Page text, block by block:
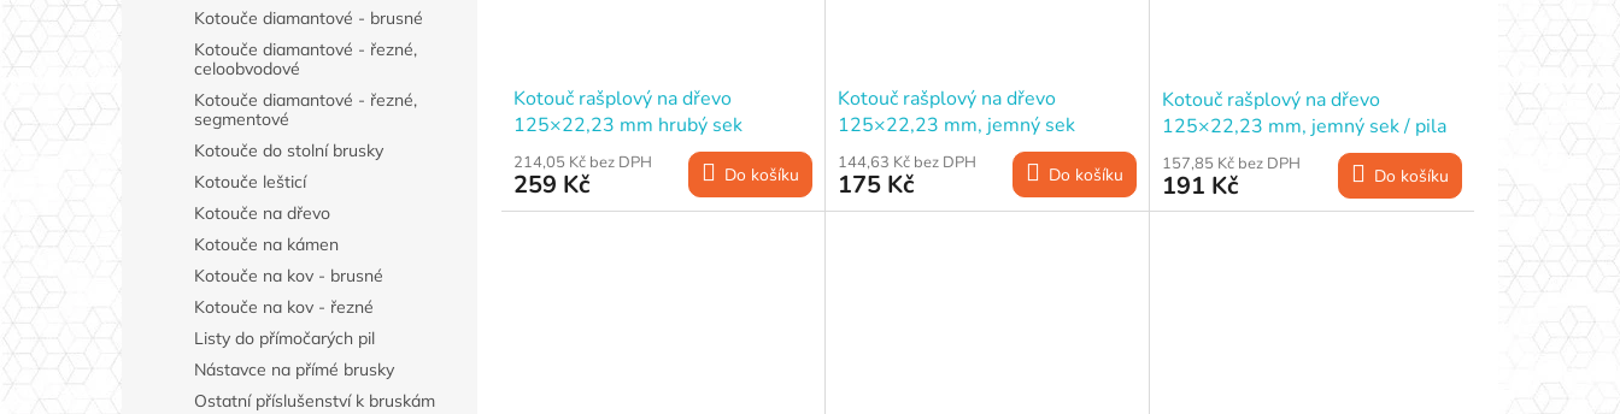
Kotouče diamantové - brusné
Kotouče diamantové - řezné,
celoobvodové
Kotouče diamantové - řezné,
segmentové
Kotouče do stolní brusky
Kotouče lešticí
Kotouče na dřevo
Kotouče na kámen
Kotouče na kov - brusné
Kotouče na kov - řezné
Listy do přímočarých pil
Nástavce na přímé brusky
Ostatní příslušenství k bruskám
Kotouč rašplový na dřevo
125×22,23 mm hrubý sek
214,05 Kč bez DPH
259 Kč Do košíku
Kotouč rašplový na dřevo
125×22,23 mm, jemný sek
144,63 Kč bez DPH
175 Kč Do košíku
Kotouč rašplový na dřevo
125×22,23 mm, jemný sek / pila
157,85 Kč bez DPH
191 Kč Do košíku